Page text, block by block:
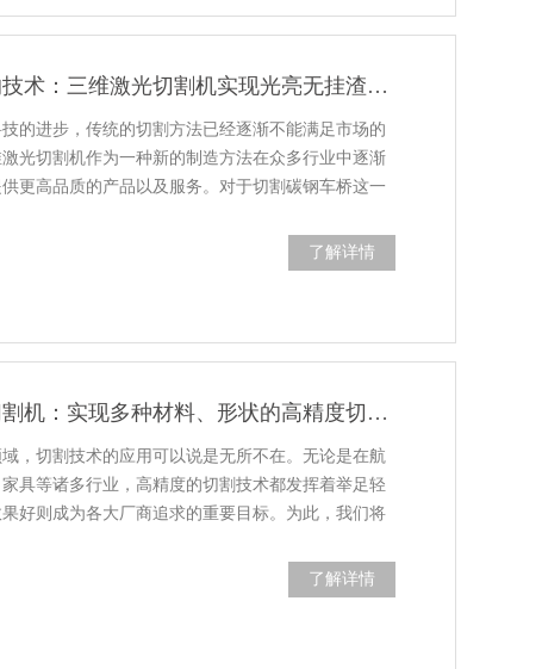
切割碳钢车桥的技术：三维激光切割机实现光亮无挂渣断口
的进步，传统的切割方法已经逐渐不能满足市场的
光切割机作为一种新的制造方法在众多行业中逐渐
更高品质的产品以及服务。对于切割碳钢车桥这一
了解详情
等离子机械手切割机：实现多种材料、形状的高精度切割方法
，切割技术的应用可以说是无所不在。无论是在航
具等诸多行业，高精度的切割技术都发挥着举足轻
好则成为各大厂商追求的重要目标。为此，我们将
了解详情